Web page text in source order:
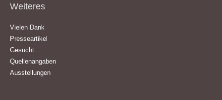
Weiteres
Vielen Dank
Presseartikel
Gesucht…
Quellenangaben
Ausstellungen